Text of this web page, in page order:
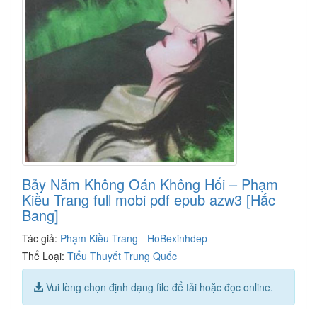
Bảy Năm Không Oán Không Hối – Phạm
Kiều Trang full mobi pdf epub azw3 [Hắc
Bang]
Tác giả: Phạm Kiều Trang - HoBexinhdep
Thể Loại: Tiểu Thuyết Trung Quốc
Vui lòng chọn định dạng file để tải hoặc đọc online.